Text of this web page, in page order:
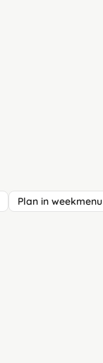
Plan in weekmenu